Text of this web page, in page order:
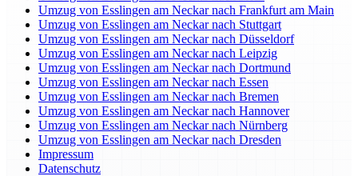
Umzug von Esslingen am Neckar nach Frankfurt am Main
Umzug von Esslingen am Neckar nach Stuttgart
Umzug von Esslingen am Neckar nach Düsseldorf
Umzug von Esslingen am Neckar nach Leipzig
Umzug von Esslingen am Neckar nach Dortmund
Umzug von Esslingen am Neckar nach Essen
Umzug von Esslingen am Neckar nach Bremen
Umzug von Esslingen am Neckar nach Hannover
Umzug von Esslingen am Neckar nach Nürnberg
Umzug von Esslingen am Neckar nach Dresden
Impressum
Datenschutz